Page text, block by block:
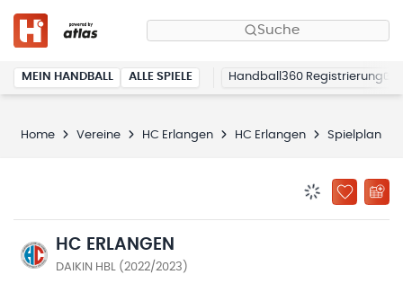
Suche
MEIN HANDBALL ALLE SPIELE Handball360 Registrierung
Home Vereine HC Erlangen HC Erlangen Spielplan
ZU
HC ERLANGEN
DAIKIN HBL (2022/2023)